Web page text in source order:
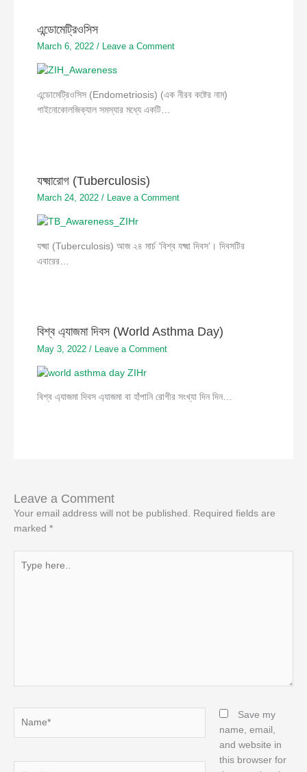
এন্ডোমেট্রিওসিস
March 6, 2022/ Leave a Comment
এন্ডোমেট্রিওসিস (Endometriosis) (এক নীরব কষ্টের নাম)
গাইনোকোলজিক্যাল সমস্যার মধ্যে একটি…
যক্ষ্মারোগ (Tuberculosis)
March 24, 2022/ Leave a Comment
যক্ষ্মা (Tuberculosis) আজ ২৪ মার্চ ‘বিশ্ব যক্ষ্মা দিবস’। দিবসটির
এবারের…
বিশ্ব এ্যাজমা দিবস (World Asthma Day)
May 3, 2022/ Leave a Comment
বিশ্ব এ্যাজমা দিবস এ্যাজমা বা হাঁপানি রোগীর সংখ্যা দিন দিন…
Leave a Comment
Your email address will not be published. Required fields are
marked *
here..
Save my
name, email,
and website in
this browser for